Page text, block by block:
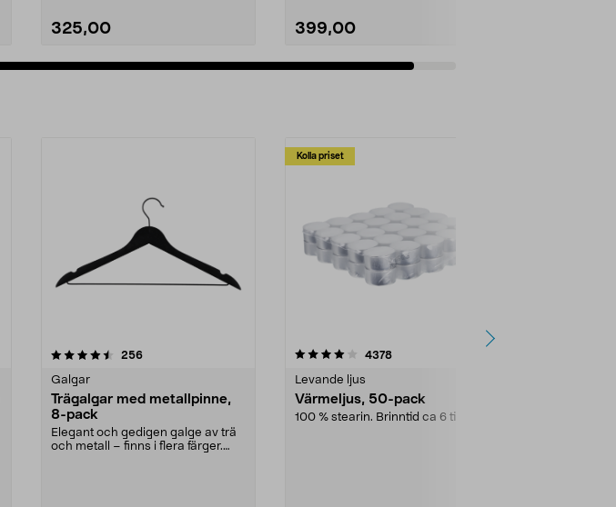
325,00 399,00
256recensioner
Galgar
Trägalgar med metallpinne,
8-pack
Elegant och gedigen galge av trä
och metall – finns i flera färger.
Kolla priset
4.0av 5 stjärnor 4378recensioner
Levande ljus
Värmeljus, 50-pack
100 % stearin. Brinntid ca 6 tim.
4.5av 5 stjärnor